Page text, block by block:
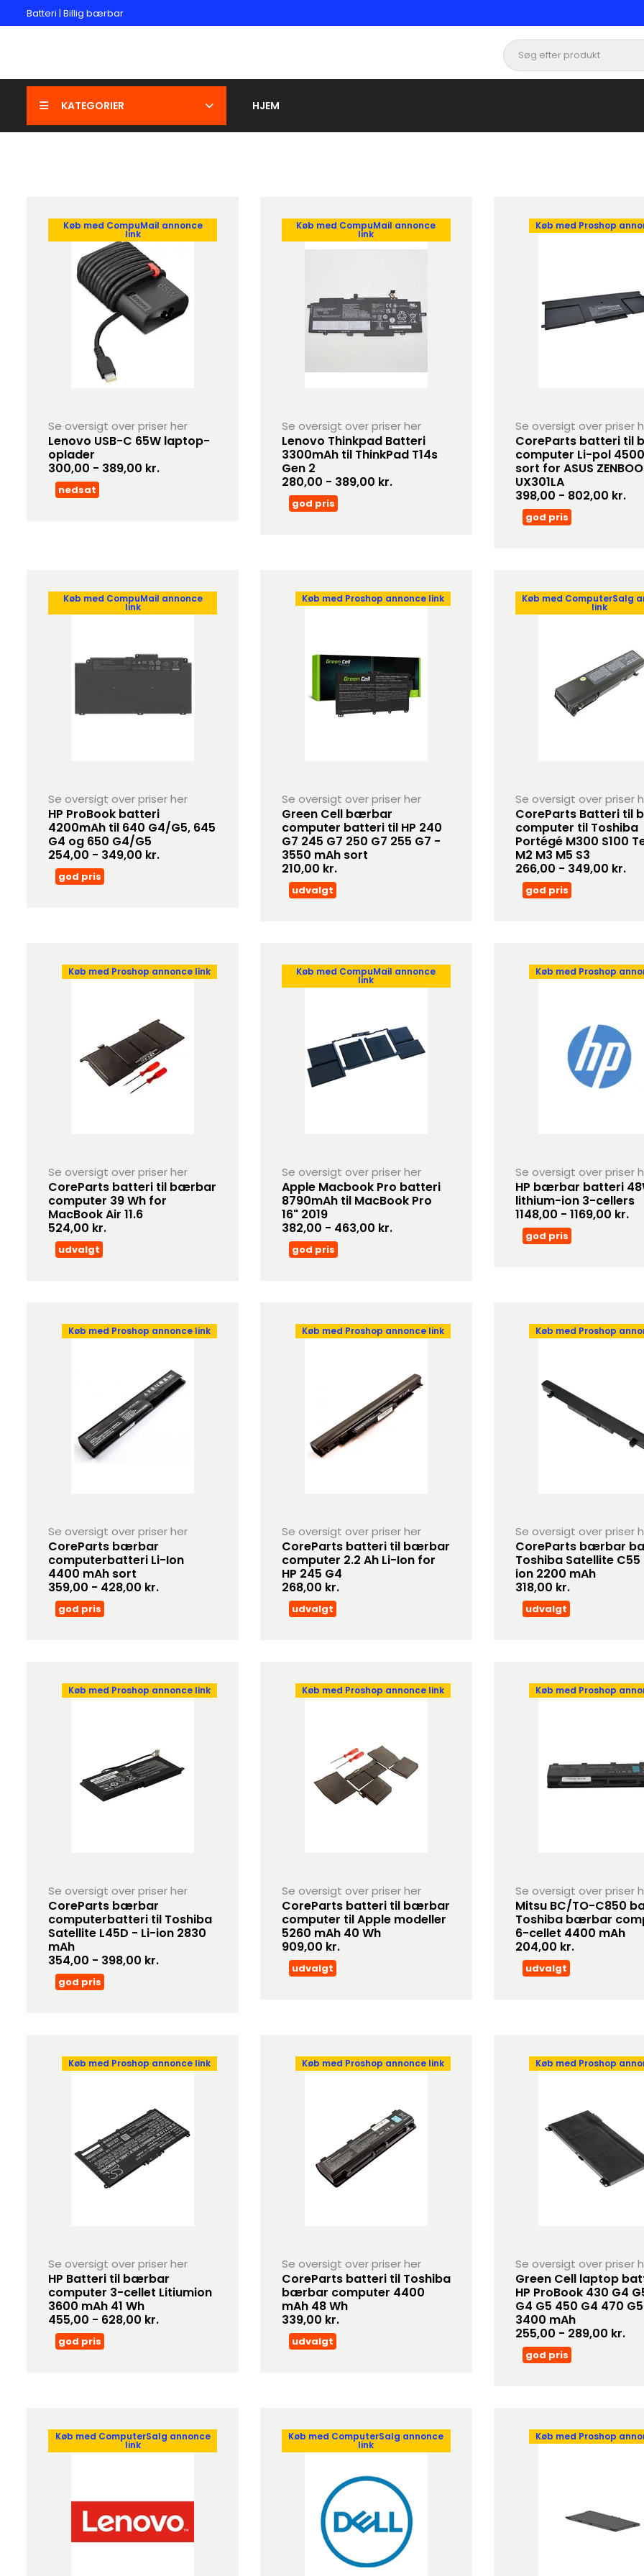
Batteri | Billig bærbar
KATEGORIER HJEM
Køb med CompuMail annonce
link
Se oversigt over priser her
Lenovo USB-C 65W laptop-
oplader
300,00 - 389,00 kr.
nedsat
Køb med CompuMail annonce
link
Se oversigt over priser her
Lenovo Thinkpad Batteri
3300mAh til ThinkPad T14s
Gen 2
280,00 - 389,00 kr.
god pris
Køb med Proshop
Se oversigt over priser
CoreParts batteri til
computer Li-pol
sort for ASUS
UX301LA
398,00 - 802,00 kr.
god pris
Køb med CompuMail annonce
link
Se oversigt over priser her
HP ProBook batteri
4200mAh til 640 G4/G5, 645
G4 og 650 G4/G5
254,00 - 349,00 kr.
god pris
Køb med Proshop annonce link
Se oversigt over priser her
Green Cell bærbar
computer batteri til HP 240
G7 245 G7 250 G7 255 G7 -
3550 mAh sort
210,00 kr.
udvalgt
Køb med ComputerSalg
link
Se oversigt over priser
CoreParts Batteri til
computer til Toshiba
Portégé M300 S100
M2 M3 M5 S3
266,00 - 349,00 kr.
god pris
Køb med Proshop annonce link
Se oversigt over priser her
CoreParts batteri til bærbar
computer 39 Wh for
MacBook Air 11.6
524,00 kr.
udvalgt
Køb med CompuMail annonce
link
Se oversigt over priser her
Apple Macbook Pro batteri
8790mAh til MacBook Pro
16" 2019
382,00 - 463,00 kr.
god pris
Køb med Proshop
Se oversigt over priser
HP bærbar batteri
lithium-ion 3-cellers
1148,00 - 1169,00 kr.
god pris
Køb med Proshop annonce link
Se oversigt over priser her
CoreParts bærbar
computerbatteri Li-Ion
4400 mAh sort
359,00 - 428,00 kr.
god pris
Køb med Proshop annonce link
Se oversigt over priser her
CoreParts batteri til bærbar
computer 2.2 Ah Li-Ion for
HP 245 G4
268,00 kr.
udvalgt
Køb med Proshop
Se oversigt over priser
CoreParts bærbar
Toshiba Satellite
ion 2200 mAh
318,00 kr.
udvalgt
Køb med Proshop annonce link
Se oversigt over priser her
CoreParts bærbar
computerbatteri til Toshiba
Satellite L45D - Li-ion 2830
mAh
354,00 - 398,00 kr.
god pris
Køb med Proshop annonce link
Se oversigt over priser her
CoreParts batteri til bærbar
computer til Apple modeller
5260 mAh 40 Wh
909,00 kr.
udvalgt
Køb med Proshop
Se oversigt over priser
Mitsu BC/TO-C850
Toshiba bærbar
6-cellet 4400 mAh
204,00 kr.
udvalgt
Køb med Proshop annonce link
Se oversigt over priser her
HP Batteri til bærbar
computer 3-cellet Litiumion
3600 mAh 41 Wh
455,00 - 628,00 kr.
god pris
Køb med Proshop annonce link
Se oversigt over priser her
CoreParts batteri til Toshiba
bærbar computer 4400
mAh 48 Wh
339,00 kr.
udvalgt
Køb med Proshop
Se oversigt over priser
Green Cell laptop
HP ProBook 430 G4
G4 G5 450 G4 470
3400 mAh
255,00 - 289,00 kr.
god pris
Køb med ComputerSalg annonce
link
Køb med ComputerSalg annonce
link
Køb med Proshop